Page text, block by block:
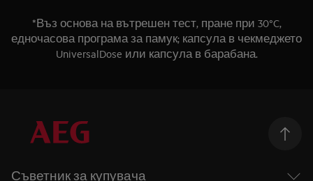
*Въз основа на вътрешен тест, пране при 30°C,
едночасова програма за памук; капсула в чекмеджето
UniversalDose или капсула в барабана.
Съветник за купувача